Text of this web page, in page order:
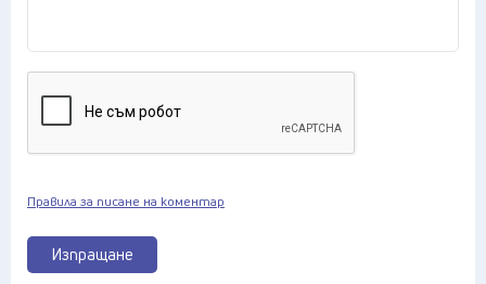
Изпращане
Правила за писане на коментар